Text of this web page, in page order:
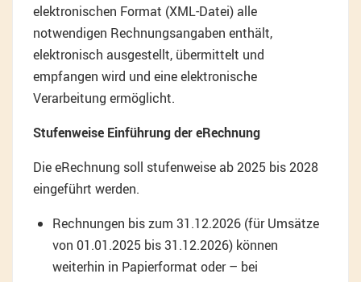
elektronischen Format (XML-Datei) alle
notwendigen Rechnungsangaben enthält,
elektronisch ausgestellt, übermittelt und
empfangen wird und eine elektronische
Verarbeitung ermöglicht.
Stufenweise Einführung der eRechnung
Die eRechnung soll stufenweise ab 2025 bis 2028
eingeführt werden.
Rechnungen bis zum 31.12.2026 (für Umsätze
von 01.01.2025 bis 31.12.2026) können
weiterhin in Papierformat oder – bei